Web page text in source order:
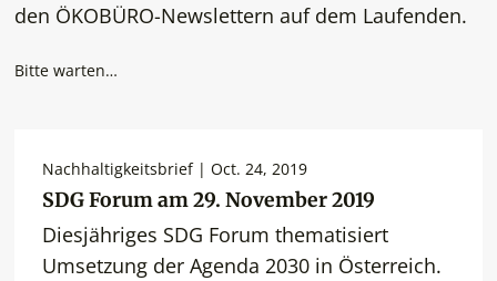
Nachhaltigkeitsbrief | Oct. 24, 2019
SDG Forum am 29. November 2019
Diesjähriges SDG Forum thematisiert
Umsetzung der Agenda 2030 in Österreich.
den ÖKOBÜRO-Newslettern auf dem Laufenden.
Bitte warten…